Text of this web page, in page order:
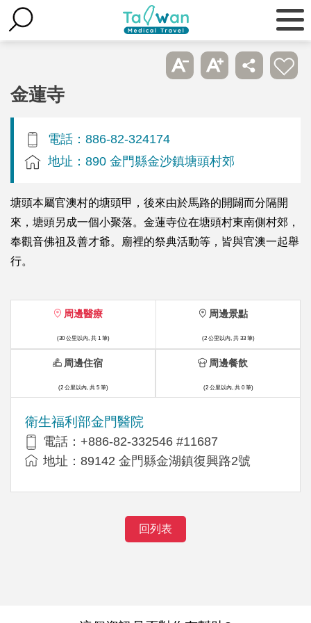
金蓮寺
電話：886-82-324174
地址：890 金門縣金沙鎮塘頭村郊
塘頭本屬官澳村的塘頭甲，後來由於馬路的開闢而分隔開
來，塘頭另成一個小聚落。金蓮寺位在塘頭村東南側村郊，
奉觀音佛祖及善才爺。廟裡的祭典活動等，皆與官澳一起舉
行。
周邊醫療
(30 公里以內, 共 1 筆)
衛生福利部金門醫院
電話：+886-82-332546 #11687
地址：89142 金門縣金湖鎮復興路2號
周邊景點
(2 公里以內, 共 33 筆)
周邊住宿
(2 公里以內, 共 5 筆)
周邊餐飲
(2 公里以內, 共 0 筆)
回列表